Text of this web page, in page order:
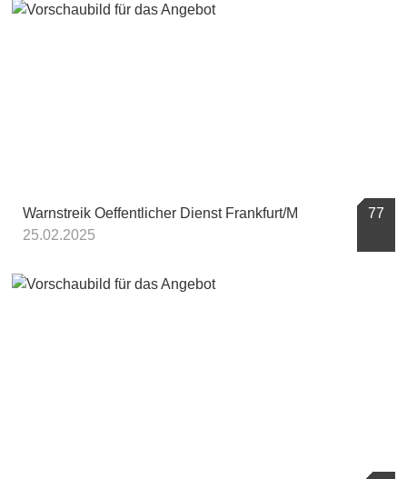
Warnstreik Oeffentlicher Dienst Frankfurt/M
25.02.2025
77